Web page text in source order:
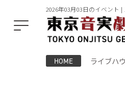
2026年03月03日のイベント
HOME ライブハ